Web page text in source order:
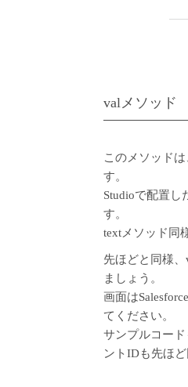
valメソッド
このメソッド
す。
Studioで配置し
す。
textメソッド同
先ほどと同様
ましょう。
画面は
てください。
サンプルコー
ントIDも先ほ